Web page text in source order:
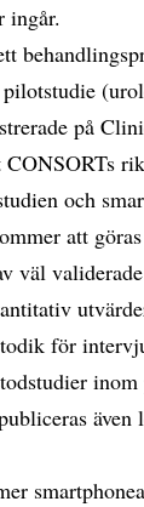
ingår.
pilotstudie
på
CONSORTs
och
att
väl
för
även